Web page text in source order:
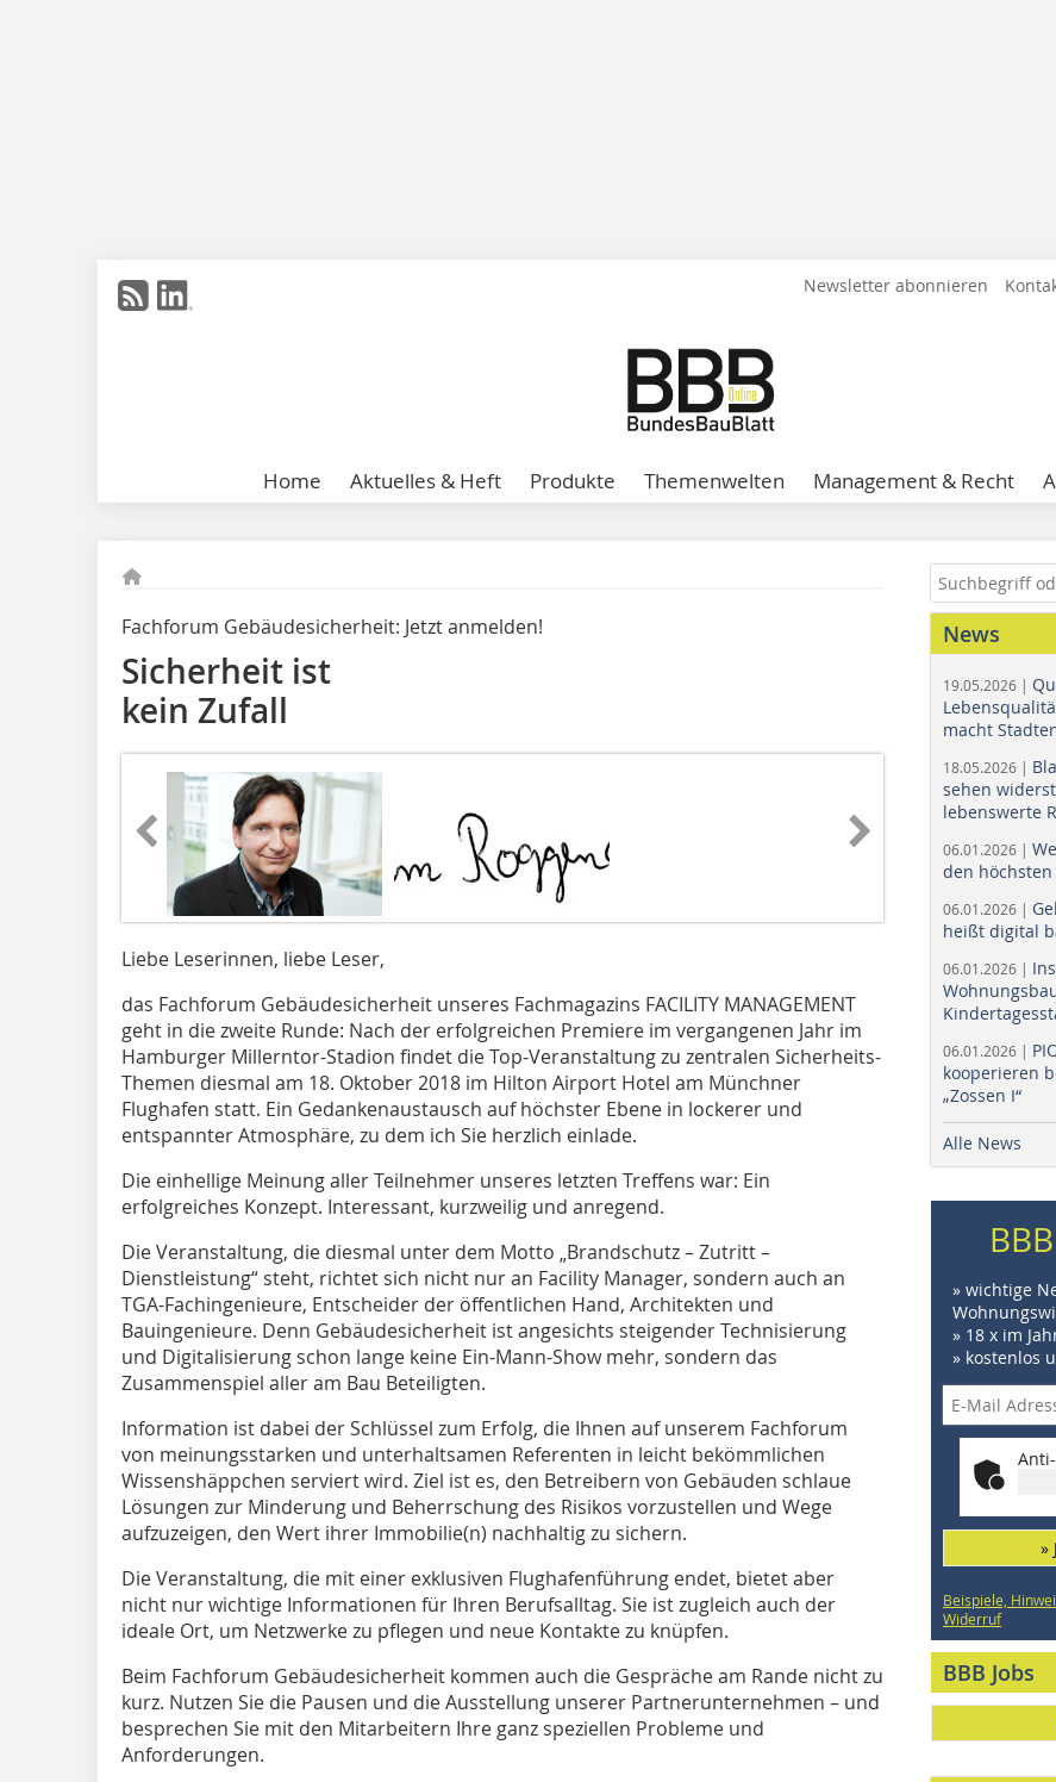
Newsletter abonnieren
Home Aktuelles & Heft Produkte Themenwelten Management & Recht
Fachforum Gebäudesicherheit: Jetzt anmelden!
Sicherheit ist
kein Zufall
Liebe Leserinnen, liebe Leser,
das Fachforum Gebäudesicherheit unseres Fachmagazins FACILITY MANAGEMENT
geht in die zweite Runde: Nach der erfolgreichen Premiere im vergangenen Jahr im
Hamburger Millerntor-Stadion findet die Top-Veranstaltung zu zen­tralen Sicherheits-
Themen diesmal am 18. Oktober 2018 im Hilton Airport Hotel am Münchner
Flughafen statt. Ein Gedankenaustausch auf höchster Ebene in lockerer und
entspannter Atmosphäre, zu dem ich Sie herzlich einlade.
Die einhellige Meinung aller Teilnehmer unseres letzten Treffens war: Ein
erfolgreiches Konzept. Interessant, kurzweilig und anregend.
Die Veranstaltung, die diesmal unter dem Motto „Brandschutz – Zutritt –
Dienstleistung“ steht, richtet sich nicht nur an Facility Manager, sondern auch an
TGA-Fachingenieure, Entscheider der öffentlichen Hand, Architekten und
Bauingenieure. Denn Gebäudesicherheit ist angesichts steigender Technisierung
und Digitalisierung schon lange keine Ein-Mann-Show mehr, sondern das
Zusammenspiel aller am Bau Beteiligten.
Information ist dabei der Schlüssel zum Erfolg, die Ihnen auf unserem Fachforum
von meinungsstarken und unterhaltsamen Referenten in leicht be­kömm­lichen
Wissenshäppchen serviert wird. Ziel ist es, den Betreibern von Gebäuden schlaue
Lösungen zur Minderung und Beherrschung des Risikos vorzustellen und Wege
aufzuzeigen, den Wert ihrer Immobilie(n) nachhaltig zu sichern.
Die Veranstaltung, die mit einer exklu­siven Flughafenführung endet, bietet aber
nicht nur wichtige Informationen für Ihren Berufsalltag. Sie ist zugleich auch der
ideale Ort, um Netzwerke zu pflegen und neue Kontakte zu knüpfen.
Beim Fachforum Gebäudesicherheit kommen auch die Gespräche am Rande nicht zu
kurz. Nutzen Sie die Pausen und die Ausstellung unserer Partnerunternehmen – und
besprechen Sie mit den Mitarbeitern Ihre ganz speziellen Probleme und
Anforderungen.
News
19.05.2026 |
macht
18.05.2026 |
sehen
lebenswerte
06.01.2026 |
den
06.01.2026 |
heißt digital
06.01.2026 |
06.01.2026 |
kooperieren
„Zossen I“
Alle News
» wichtige
» 18 x im
» kostenlos
»
Beispiele,
Widerruf
BBB Jobs